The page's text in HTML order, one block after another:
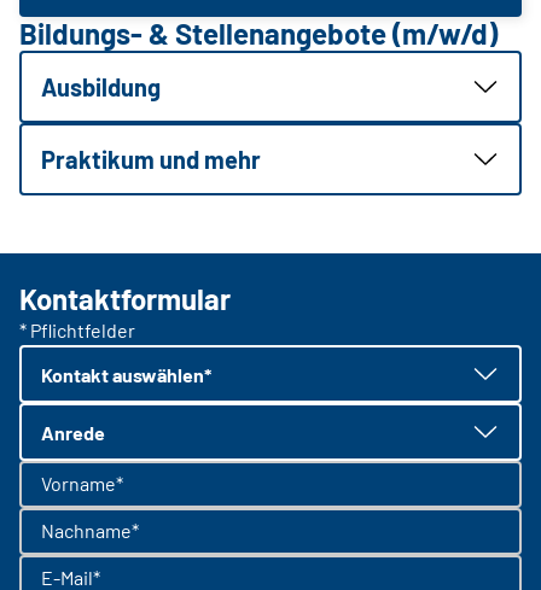
Bildungs- & Stellenangebote (m/w/d)
Ausbildung
Praktikum und mehr
Kontaktformular
* Pflichtfelder
Kontakt auswählen*
Anrede
Vorname*
Nachname*
E-Mail*